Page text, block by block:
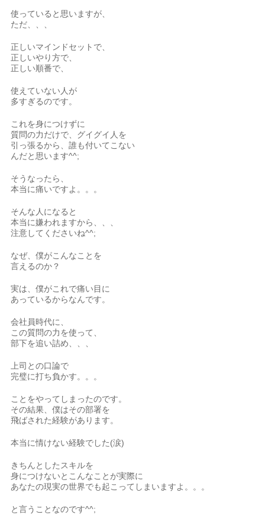
使っていると思いますが、
ただ、、、
正しいマインドセットで、
正しいやり方で、
正しい順番で、
使えていない人が
多すぎるのです。
これを身につけずに
質問の力だけで、グイグイ人を
引っ張るから、誰も付いてこない
んだと思います^^;
そうなったら、
本当に痛いですよ。。。
そんな人になると
本当に嫌われますから、、、
注意してくださいね^^;
なぜ、僕がこんなことを
言えるのか？
実は、僕がこれで痛い目に
あっているからなんです。
会社員時代に、
この質問の力を使って、
部下を追い詰め、、、
上司との口論で
完璧に打ち負かす。。。
ことをやってしまったのです。
その結果、僕はその部署を
飛ばされた経験があります。
本当に情けない経験でした(涙)
きちんとしたスキルを
身につけないとこんなことが実際に
あなたの現実の世界でも起こってしまいますよ。。。
と言うことなのです^^;